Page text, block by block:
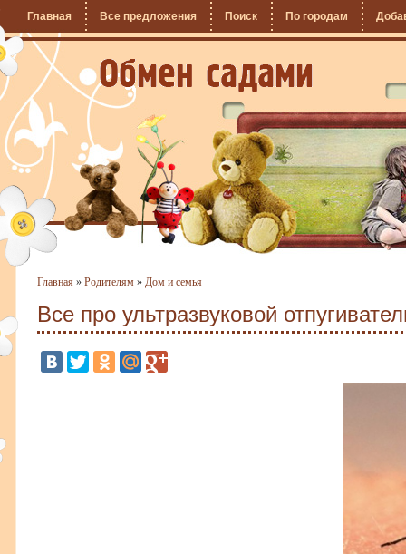
Главная Все предложения Поиск По городам
Главная » Родителям » Дом и семья
Все про ультразвуковой